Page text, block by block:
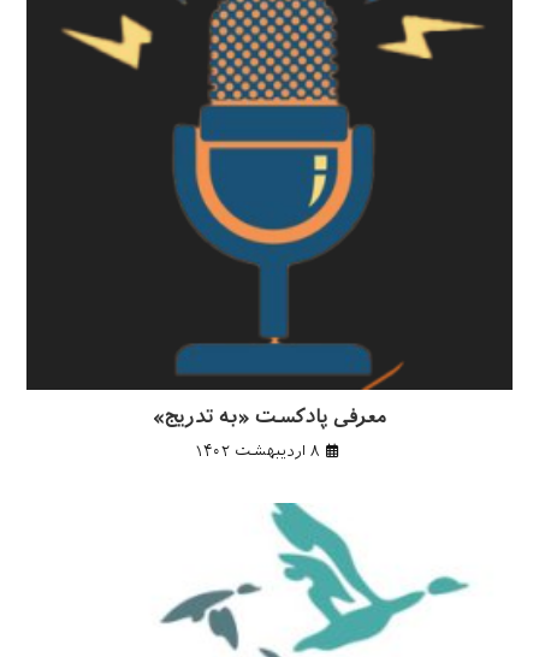
معرفی پادکست «به تدریج»
۸ اردیبهشت ۱۴۰۲